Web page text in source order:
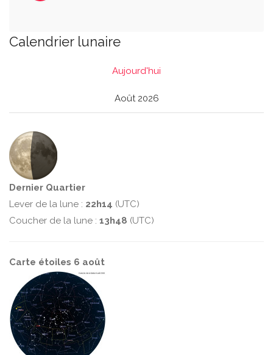
Calendrier lunaire
Aujourd'hui
Août 2026
Dernier Quartier
Lever de la lune : 22h14 (UTC)
Coucher de la lune : 13h48 (UTC)
Carte étoiles 6 août